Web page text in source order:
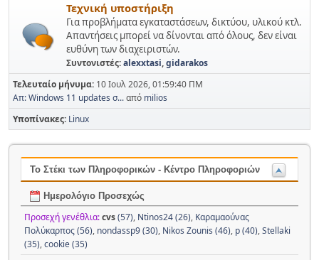
Τεχνική υποστήριξη
Για προβλήματα εγκαταστάσεων, δικτύου, υλικού κτλ.
Απαντήσεις μπορεί να δίνονται από όλους, δεν είναι
ευθύνη των διαχειριστών.
Συντονιστές:alexxtasi,gidarakos
Τελευταίο μήνυμα: 10 Ιουλ 2026, 01:59:40 ΠΜ
Απ: Windows 11 updates σ...από milios
Υποπίνακες Linux
Το Στέκι των Πληροφορικών - Κέντρο Πληροφοριών
Ημερολόγιο Προσεχώς
Προσεχή γενέθλια:cvs(57), Ntinos24 (26), Καραμαούνας
Πολύκαρπος (56), nondassp9 (30), Nikos Zounis (46), p (40),Stellaki
(35),cookie (35)